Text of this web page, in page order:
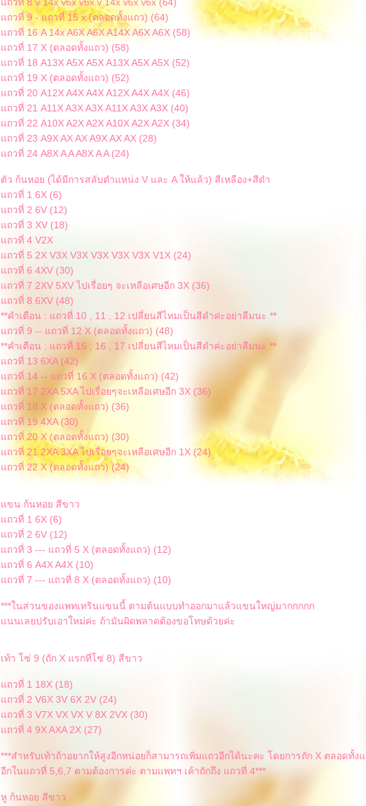
ถวที่ 9 - แถวที่ 15 x (ตลอดทั้งแถว) (64)
ถวที่ 16 A 14x A6X A6X A14X A6X A6X (58)
ถวที่ 17 X (ตลอดทั้งแถว) (58)
ถวที่ 18 A13X A5X A5X A13X A5X A5X (52)
ถวที่ 19 X (ตลอดทั้งแถว) (52)
ถวที่ 20 A12X A4X A4X A12X A4X A4X (46)
ถวที่ 21 A11X A3X A3X A11X A3X A3X (40)
ถวที่ 22 A10X A2X A2X A10X A2X A2X (34)
ถวที่ 23 A9X AX AX A9X AX AX (28)
ถวที่ 24 A8X A A A8X A A (24)
ตัว ก้นหอย (ได้มีการสลับตำแหน่ง V และ A ให้แล้ว) สีเหลือง+สีดำ
ถวที่ 1 6X (6)
ถวที่ 2 6V (12)
ถวที่ 3 XV (18)
ถวที่ 4 V2X
ถวที่ 5 2X V3X V3X V3X V3X V3X V1X (24)
ถวที่ 6 4XV (30)
ถวที่ 7 2XV 5XV ไปเรื่อยๆ จะเหลือเศษอีก 3X (36)
ถวที่ 8 6XV (48)
**คำเตือน : แถวที่ 10 , 11 , 12 เปลี่ยนสีไหมเป็นสีดำค่ะอย่าลืมนะ **
ถวที่ 9 -- แถวที่ 12 X (ตลอดทั้งแถว) (48)
**คำเตือน : แถวที่ 15 , 16 , 17 เปลี่ยนสีไหมเป็นสีดำค่ะอย่าลืมนะ **
ถวที่ 13 6XA (42)
ถวที่ 14 -- แถวที่ 16 X (ตลอดทั้งแถว) (42)
ถวที่ 17 2XA 5XA ไปเรื่อยๆจะเหลือเศษอีก 3X (36)
ถวที่ 18 X (ตลอดทั้งแถว) (36)
ถวที่ 19 4XA (30)
ถวที่ 20 X (ตลอดทั้งแถว) (30)
ถวที่ 21 2XA 3XA ไปเรื่อยๆจะเหลือเศษอีก 1X (24)
ถวที่ 22 X (ตลอดทั้งแถว) (24)
ขน ก้นหอย สีขาว
ถวที่ 1 6X (6)
ถวที่ 2 6V (12)
ถวที่ 3 --- แถวที่ 5 X (ตลอดทั้งแถว) (12)
ถวที่ 6 A4X A4X (10)
ถวที่ 7 --- แถวที่ 8 X (ตลอดทั้งแถว) (10)
***ในส่วนของแพทเทรินแขนนี้ ตามต้นแบบทำออกมาแล้วแขนใหญ่มากกกกก
นนเลยปรับเอาใหม่ค่ะ ถ้ามันผิดพลาดต้องขอโทษด้วยค่ะ
เท้า โซ่ 9 (ถัก X แรกที่โซ่ 8) สีขาว
ถวที่ 1 18X (18)
ถวที่ 2 V6X 3V 6X 2V (24)
ถวที่ 3 V7X VX VX V 8X 2VX (30)
ถวที่ 4 9X AXA 2X (27)
***สำหรับเท้าถ้าอยากให้สูงอีกหน่อยก็สามารถเพิ่มแถวอีกได้นะคะ โดยการถัก X ตลอดทั้ง
อีกในแถวที่ 5,6,7 ตามต้องการค่ะ ตามแพทฯ เค้าถักถึง แถวที่ 4***
หู ก้นหอย สีขาว